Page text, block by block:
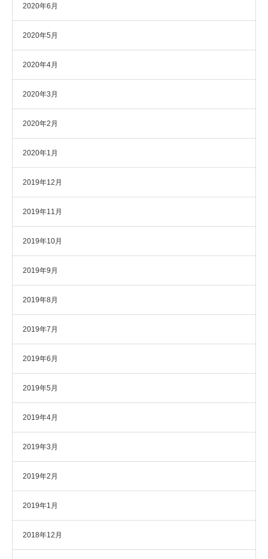
2020年6月
2020年5月
2020年4月
2020年3月
2020年2月
2020年1月
2019年12月
2019年11月
2019年10月
2019年9月
2019年8月
2019年7月
2019年6月
2019年5月
2019年4月
2019年3月
2019年2月
2019年1月
2018年12月